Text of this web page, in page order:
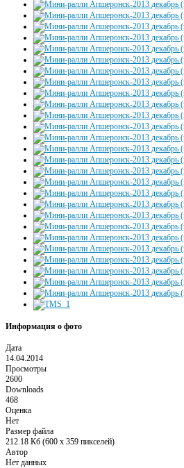
Информация о фото
Дата
14.04.2014
Просмотры
2600
Downloads
468
Оценка
Нет
Размер файла
212.18 Кб (600 x 359 пикселей)
Автор
Нет данных